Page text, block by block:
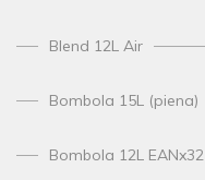
Blend 12L Air
Bombola 15L (piena)
Bombola 12L EANx32